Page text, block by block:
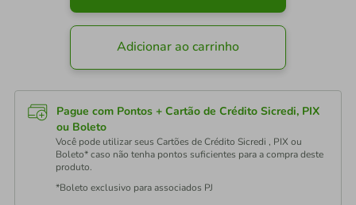
Adicionar ao carrinho
Pague com Pontos + Cartão de Crédito Sicredi, PIX
ou Boleto
Você pode utilizar seus Cartões de Crédito Sicredi , PIX ou
Boleto* caso não tenha pontos suficientes para a compra deste
produto.
*Boleto exclusivo para associados PJ